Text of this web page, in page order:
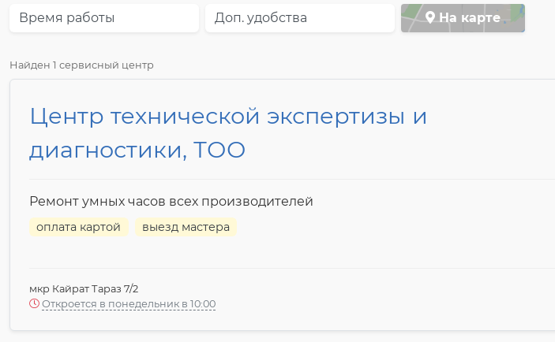
Время работы Доп. удобства На карте
Найден 1 сервисный центр
Центр технической экспертизы и
диагностики, ТОО
Ремонт умных часов всех производителей
оплата картой выезд мастера
мкр Кайрат Тараз 7/2
Откроется в понедельник в 10:00